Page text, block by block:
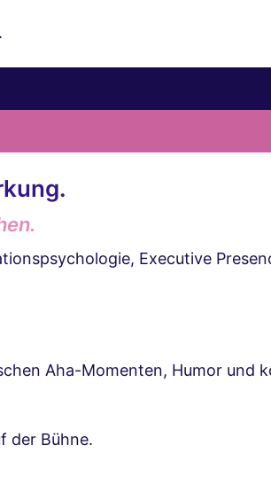
Executive
Aha-Momenten, Humor und
der Bühne.